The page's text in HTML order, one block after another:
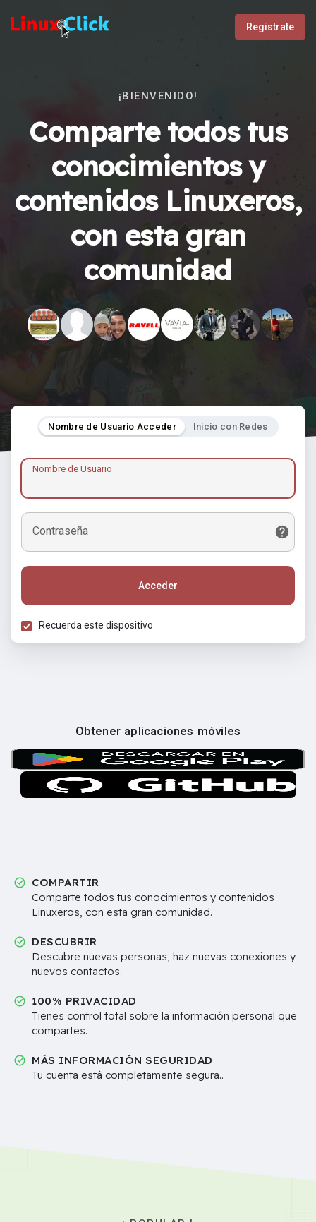
Registrate
¡BIENVENIDO!
Comparte todos tus
conocimientos y
contenidos Linuxeros,
con esta gran
comunidad
Nombre de Usuario Acceder Inicio con Redes
Nombre de Usuario
Contraseña
Acceder
Recuerda este dispositivo
Obtener aplicaciones móviles
COMPARTIR
Comparte todos tus conocimientos y contenidos
Linuxeros, con esta gran comunidad.
DESCUBRIR
Descubre nuevas personas, haz nuevas conexiones y
nuevos contactos.
100% PRIVACIDAD
Tienes control total sobre la información personal que
compartes.
MÁS INFORMACIÓN SEGURIDAD
Tu cuenta está completamente segura..